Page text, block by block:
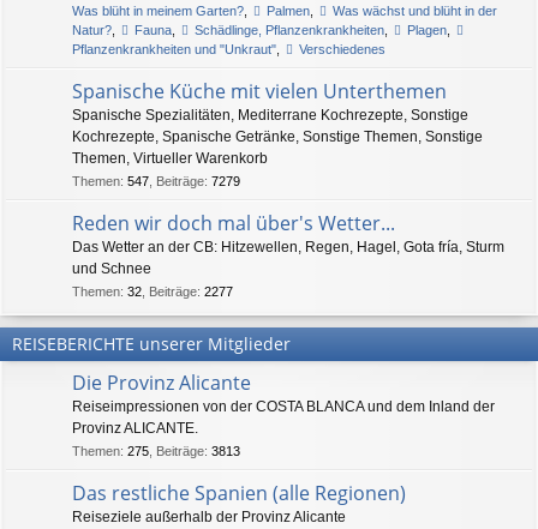
Was blüht in meinem Garten? Palmen,
Was wächst und blüht in der
Natur?
Fauna, Schädlinge, Pflanzenkrankheiten, Plagen,
Pflanzenkrankheiten und "Unkraut"
Verschiedenes
Spanische Küche mit vielen Unterthemen
Spanische Spezialitäten, Mediterrane Kochrezepte, Sonstige
Kochrezepte, Spanische Getränke, Sonstige Themen, Sonstige
Themen, Virtueller Warenkorb
Themen: 547 Beiträge: 7279
Reden wir doch mal über's Wetter...
Das Wetter an der CB: Hitzewellen, Regen, Hagel, Gota fría, Sturm
und Schnee
Themen: 32 Beiträge: 2277
REISEBERICHTE unserer Mitglieder
Die Provinz Alicante
Reiseimpressionen von der COSTA BLANCA und dem Inland der
Provinz ALICANTE.
Themen: 275 Beiträge: 3813
Das restliche Spanien (alle Regionen)
Reiseziele außerhalb der Provinz Alicante